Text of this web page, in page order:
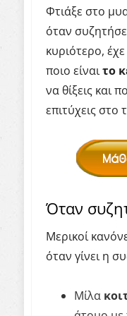
Φτιάξε στο
όταν
κυριότερο,
ποιο είναιτο
να θίξεις και
επιτύχεις στο
Όταν
Μερικοί
όταν γίνει η
Μίλα